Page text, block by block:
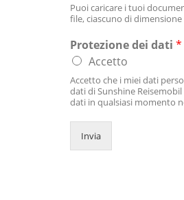
Puoi caricare i tuoi
file, ciascuno di
Protezione dei dati *
Accetto
Accetto che i miei dati
dati di Sunshine
dati in qualsiasi momento
Invia